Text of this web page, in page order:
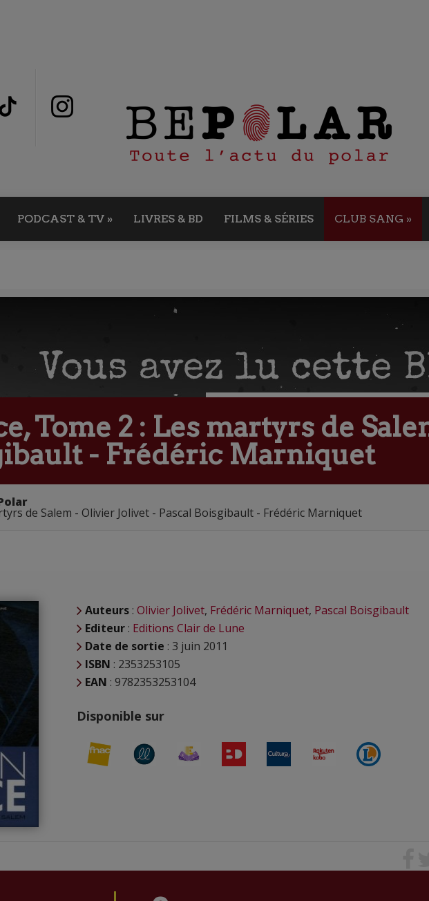
PODCAST & TV » LIVRES & BD FILMS & SÉRIES CLUB SANG »
Tome 2 : Les martyrs de
- Frédéric Marniquet
de Salem - Olivier Jolivet - Pascal Boisgibault - Frédéric Marniquet
Auteurs : Olivier Jolivet, Frédéric Marniquet, Pascal Boisgibault
Editeur : Editions Clair de Lune
Date de sortie : 3 juin 2011
ISBN : 2353253105
EAN : 9782353253104
Disponible sur